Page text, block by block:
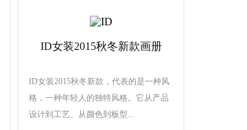
ID女装2015秋冬新款画册
ID女装2015秋冬新款，代表的是一种风
格，一种年轻人的独特风格。它从产品
设计到工艺、从颜色到板型...